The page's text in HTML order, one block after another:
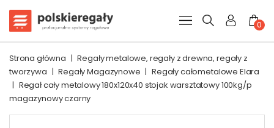
0
Strona główna | Regały metalowe, regały z drewna, regały z
tworzywa | Regały Magazynowe | Regały całometalowe Elara
| Regał cały metalowy 180x120x40 stojak warsztatowy 100kg/p
magazynowy czarny